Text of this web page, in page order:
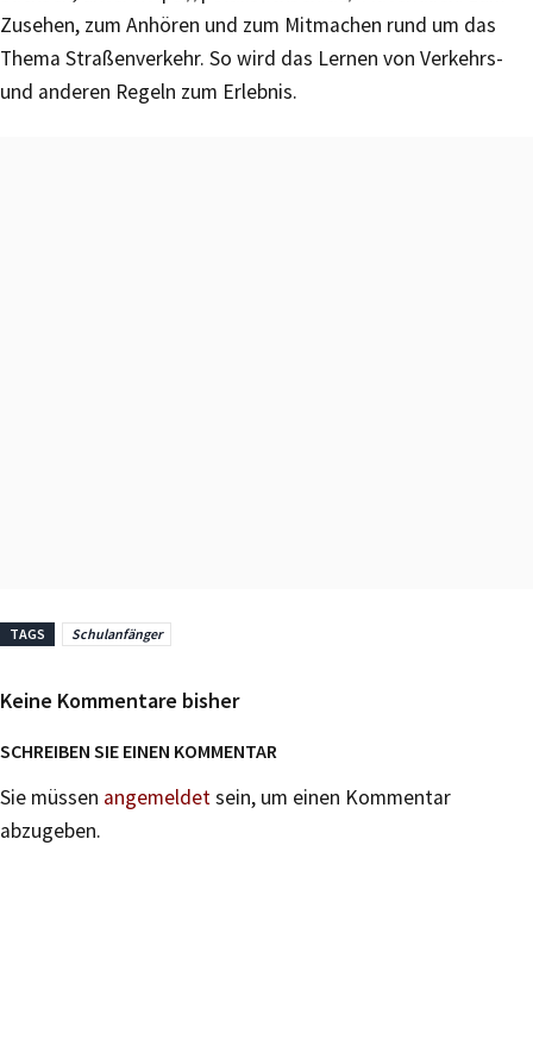
Zusehen, zum Anhören und zum Mitmachen rund um das
Thema Straßenverkehr. So wird das Lernen von Verkehrs-
und anderen Regeln zum Erlebnis.
TAGS Schulanfänger
Keine Kommentare bisher
SCHREIBEN SIE EINEN KOMMENTAR
Sie müssen angemeldetsein, um einen Kommentar
abzugeben.